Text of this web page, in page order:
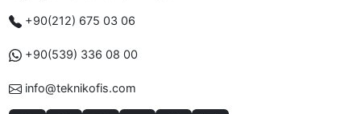
+90(212) 675 03 06
+90(539) 336 08 00
info@teknikofis.com